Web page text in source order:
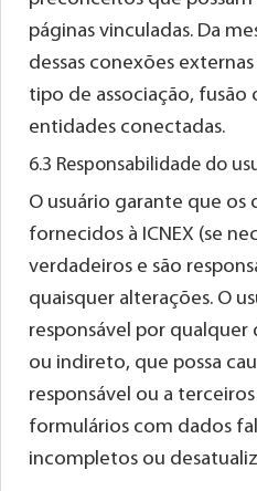
páginas vinculadas. Da
dessas conexões
tipo de associação, fusão
entidades conectadas.
6.3 Responsabilidade do
O usuário garante que os
fornecidos à ICNEX (se
verdadeiros e são
quaisquer alterações. O
responsável por
ou indireto, que possa
responsável ou a
formulários com dados
incompletos ou